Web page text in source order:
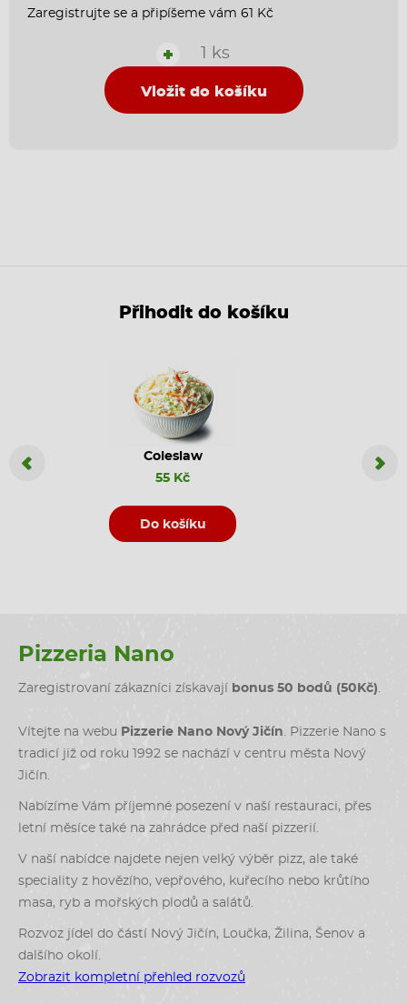
Zaregistrujte se a připíšeme vám 61 Kč
+ 1 ks
Vložit do košíku
Přihodit do košíku
Coleslaw
55 Kč
Do košíku
Coca
Pizzeria Nano
Zaregistrovaní zákazníci získavají bonus 50 bodů (50Kč)
Vítejte na webu Pizzerie Nano Nový Jičín . Pizzerie Nano s
tradicí již od roku 1992 se nachází v centru města Nový
Jičín.
Nabízíme Vám příjemné posezení v naší restauraci, přes
letní měsíce také na zahrádce před naší pizzerií.
V naší nabídce najdete nejen velký výběr pizz, ale také
speciality z hovězího, vepřového, kuřecího nebo krůtího
masa, ryb a mořských plodů a salátů.
Rozvoz jídel do částí Nový Jičín, Loučka, Žilina, Šenov a
dalšího okolí.
Zobrazit kompletní přehled rozvozů